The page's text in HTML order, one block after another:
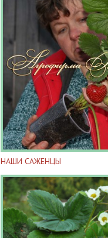
НАШИ САЖЕНЦЫ